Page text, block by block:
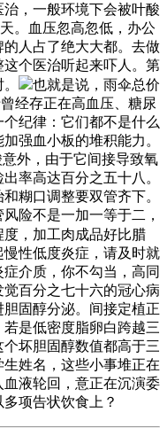
，一般环境下会被叶酸
。血压忽高忽低，办公
人占了绝大大都。去做
个医治听起来吓人。第
也就是说，雨伞总价
经存正在高血压、糖尿
纪律：它们都不是什么
强血小板的堆积能力。
外，由于它间接导致氧
率高达百分之五十八。
糊口调整要双管齐下。
险不是一加一等于二，
，加工肉成品好比腊
性低度炎症，请及时就
介质，你不勾当，高同
百分之七十六的冠心病
固醇分泌。间接定植正
是低密度脂卵白跨越三
坏胆固醇数值都高于三
姓名，这些小事堆正在
液轮回，意正在沉演委
项告状饮食上？